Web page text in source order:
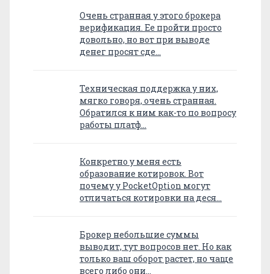
Очень странная у этого брокера
верификация. Ее пройти просто
довольно, но вот при выводе
денег просят сде…
Техническая поддержка у них,
мягко говоря, очень странная.
Обратился к ним как-то по вопросу
работы платф…
Конкретно у меня есть
образование котировок. Вот
почему у PocketOption могут
отличаться котировки на деся…
Брокер небольшие суммы
выводит, тут вопросов нет. Но как
только ваш оборот растет, но чаще
всего либо они…